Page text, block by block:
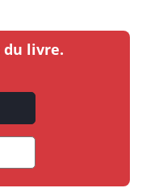
livre.